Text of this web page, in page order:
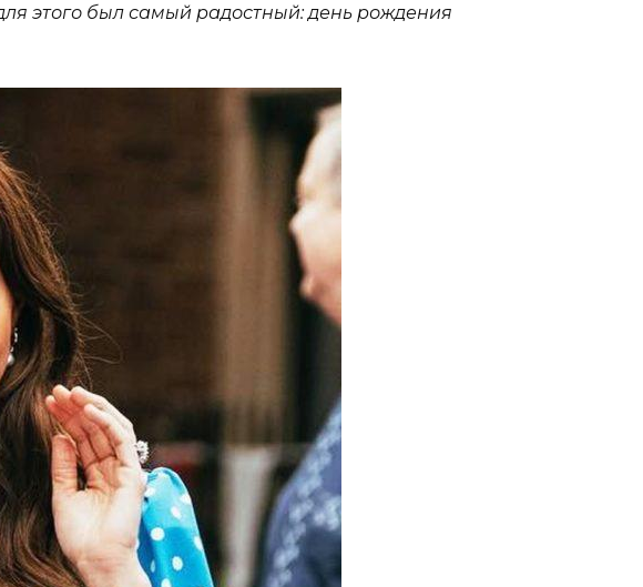
этого был самый радостный: день рождения